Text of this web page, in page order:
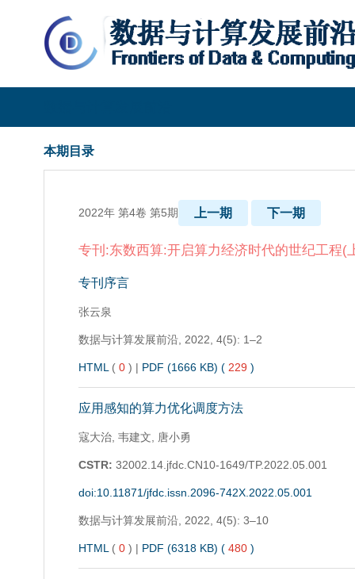
本期目录
2022年 第4卷 第5期 上一期 下一期
专刊:东数西算:开启算力经济时代的世纪工程(
专刊序言
张云泉
数据与计算发展前沿, 2022, 4(5): 1–2
HTML (0) | PDF (1666 KB) (229 )
应用感知的算力优化调度方法
寇大治, 韦建文, 唐小勇
CSTR: 32002.14.jfdc.CN10-1649/TP.2022.05.001
doi:10.11871/jfdc.issn.2096-742X.2022.05.001
数据与计算发展前沿, 2022, 4(5): 3–10
HTML (0) | PDF (6318 KB) (480 )